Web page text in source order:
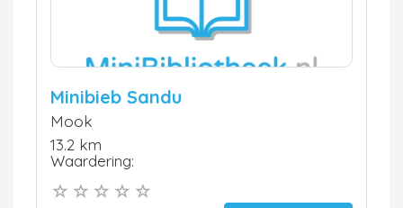
Minibieb Sandu
Mook
13.2 km
Waardering: